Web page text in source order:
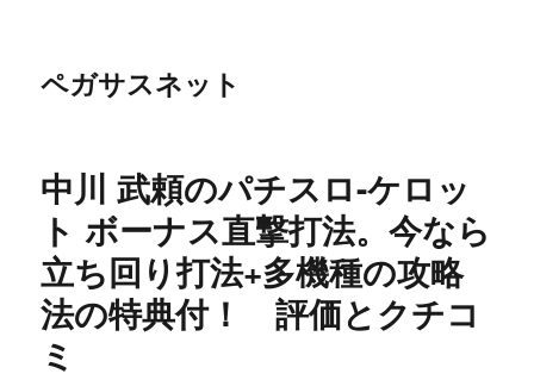
ペガサスネット
中川 武頼のパチスロ-ケロッ
ト ボーナス直撃打法。今なら
立ち回り打法+多機種の攻略
法の特典付！ 評価とクチコ
ミ